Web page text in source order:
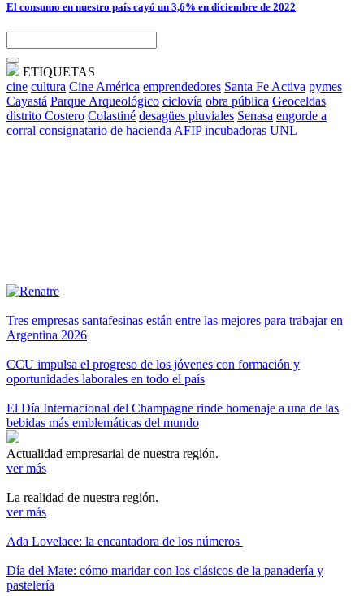
El consumo en nuestro país cayó un 3,6% en diciembre de 2022
ETIQUETAS
cine cultura Cine América emprendedores Santa Fe Activa pymes
Cayastá Parque Arqueológico ciclovía obra pública Geoceldas
distrito Costero Colastiné desagües pluviales Senasa engorde a
corral consignatario de hacienda AFIP incubadoras UNL
Tres empresas santafesinas están entre las mejores para trabajar en
Argentina 2026
CCU impulsa el progreso de los jóvenes con formación y
oportunidades laborales en todo el país
El Día Internacional del Champagne rinde homenaje a una de las
bebidas más emblemáticas del mundo
Actualidad empresarial de nuestra región.
ver más
La realidad de nuestra región.
ver más
Ada Lovelace: la encantadora de los números
Día del Mate: cómo maridar con los clásicos de la panadería y
pastelería